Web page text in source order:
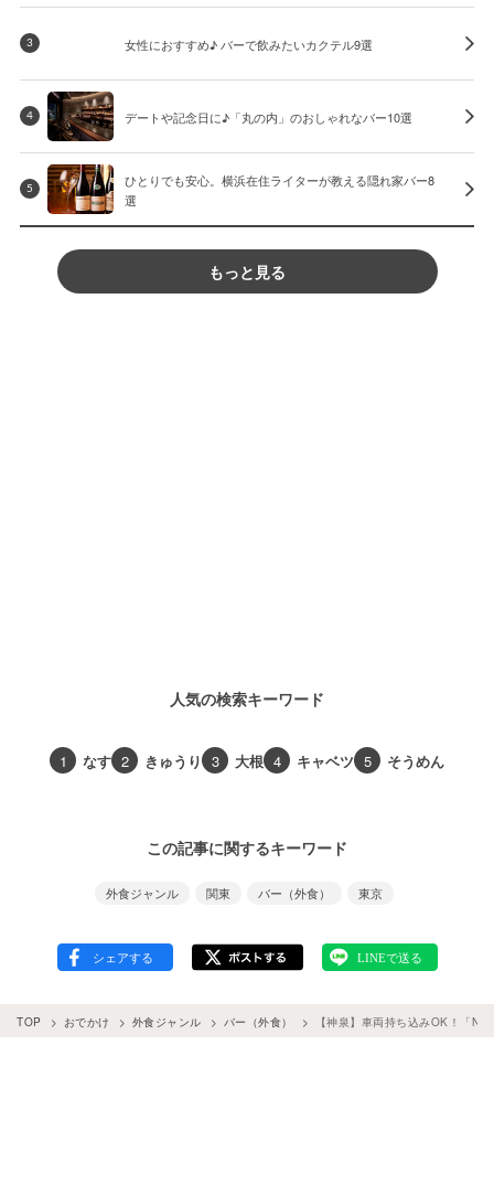
3 女性におすすめ♪ バーで飲みたいカクテル9選
4 デートや記念日に♪「丸の内」のおしゃれなバー10選
5
ひとりでも安心。横浜在住ライターが教える隠れ家バー8
選
もっと見る
人気の検索キーワード
1 なす 2 きゅうり 3 大根 4 キャベツ 5 そうめん
この記事に関するキーワード
外食ジャンル 関東 バー（外食） 東京
TOP おでかけ 外食ジャンル バー（外食） 【神泉】車両持ち込みOK！「N